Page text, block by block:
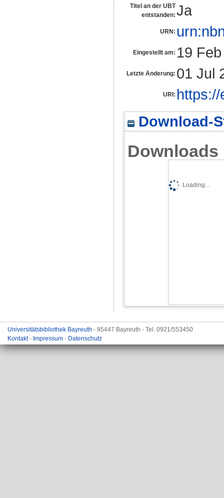
Titel an der UBT
entstanden: Ja
URN:
Eingestellt am: 19
Letzte Änderung: 01 Jul
URI:
Download-
Downloads
Loading...
Universitätsbibliothek Bayreuth - 95447 Bayreuth - Tel. 0921/553450
Kontakt- Impressum - Datenschutz